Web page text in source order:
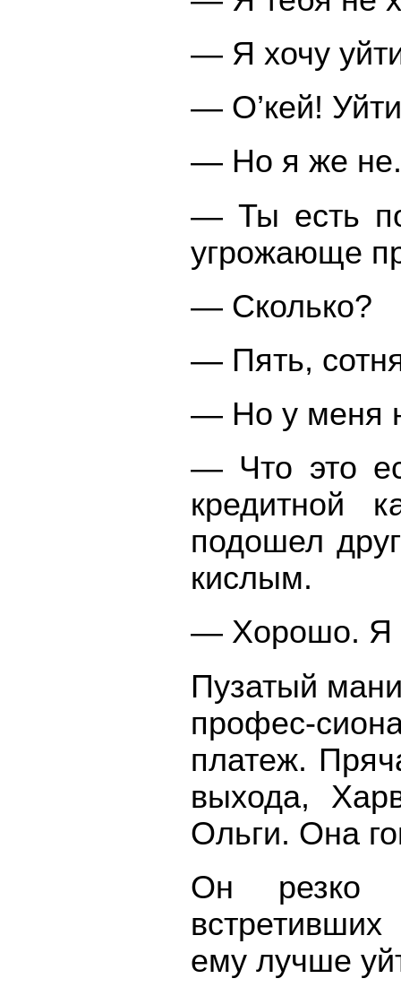
— Я хочу
— О’кей!
— Но я же
— Ты есть
угрожающе
— Сколько?
— Пять,
— Но у меня
— Что это
кредитной
подошел
кислым.
— Хорошо. Я
Пузатый
профес-
платеж.
выхода,
Ольги. Она
Он резко
ему лучше